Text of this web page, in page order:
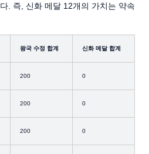
. 즉, 신화 메달 12개의 가치는 약속
왕국 수정 합계 신화 메달 합계
200 0
200 0
200 0